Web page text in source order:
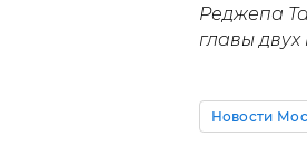
Реджепа
главы двух
Новости